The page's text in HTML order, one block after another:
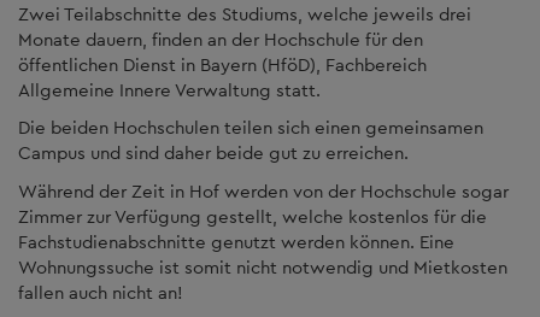
Zwei Teilabschnitte des Studiums, welche jeweils drei
Monate dauern, finden an der Hochschule für den
öffentlichen Dienst in Bayern (HföD), Fachbereich
Allgemeine Innere Verwaltung statt.
Die beiden Hochschulen teilen sich einen gemeinsamen
Campus und sind daher beide gut zu erreichen.
Während der Zeit in Hof werden von der Hochschule sogar
Zimmer zur Verfügung gestellt, welche kostenlos für die
Fachstudienabschnitte genutzt werden können. Eine
Wohnungssuche ist somit nicht notwendig und Mietkosten
fallen auch nicht an!